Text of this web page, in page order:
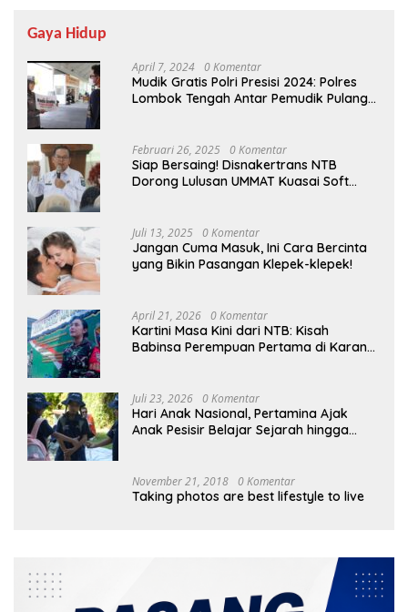
Gaya Hidup
April 7, 2024 0 Komentar
Mudik Gratis Polri Presisi 2024: Polres
Lombok Tengah Antar Pemudik Pulang
Februari 26, 2025 0 Komentar
Siap Bersaing! Disnakertrans NTB
Dorong Lulusan UMMAT Kuasai Soft
Juli 13, 2025 0 Komentar
Jangan Cuma Masuk, Ini Cara Bercinta
yang Bikin Pasangan Klepek-klepek!
April 21, 2026 0 Komentar
Kartini Masa Kini dari NTB: Kisah
Babinsa Perempuan Pertama di Karang
Juli 23, 2026 0 Komentar
Hari Anak Nasional, Pertamina Ajak
Anak Pesisir Belajar Sejarah hingga
November 21, 2018 0 Komentar
Taking photos are best lifestyle to live